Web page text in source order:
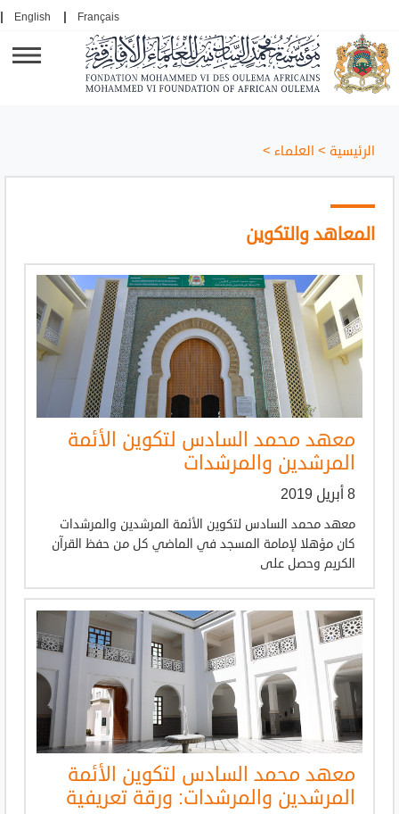
Français
English
الرئيسية > العلماء >
المعاهد والتكوين
معهد محمد السادس لتكوين الأئمة
المرشدين والمرشدات
8 أبريل 2019
معهد محمد السادس لتكوين الأئمة المرشدين والمرشدات
كان مؤهلا لإمامة المسجد في الماضي كل من حفظ القرآن
الكريم وحصل على
معهد محمد السادس لتكوين الأئمة
المرشدين والمرشدات: ورقة تعريفية